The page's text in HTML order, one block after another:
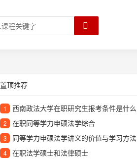
置顶推荐
1 西南政法大学在职研究生报考条件是什么
2 在职同等学力申硕法学综合
3 同等学力申硕法学讲义的价值与学习方法
4 在职法学硕士和法律硕士